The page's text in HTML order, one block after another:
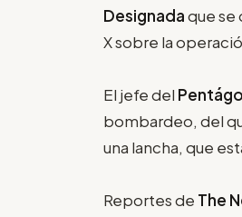
Designadaque se
X sobre la
El jefe del
bombardeo, del
una lancha, que
Reportes de The